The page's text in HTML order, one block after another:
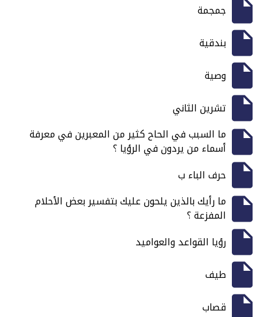
جمجمة
بندقية
وصية
تشرين الثاني
ما السبب في الحاح كثير من المعبرين في معرفة
أسماء من يردون في الرؤيا ؟
حرف الباء ب
ما رأيك بالذين يلحون عليك بتفسير بعض الأحلام
المفزعة ؟
رؤيا القواعد والعواميد
طيف
قصاب